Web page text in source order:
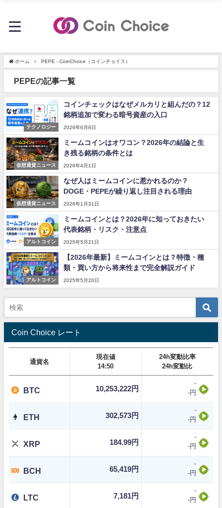
ホーム PEPE - CoinChoice（コインチョイス）
PEPEの記事一覧
テクノロジー
コインチェックはなぜメルカリと組んだの？12
銘柄追加で変わる暗号資産の入口
2026年6月8日
仮想通貨ニュース
ミームコインはオワコン？2026年の結論と生
き残る銘柄の条件とは
2026年4月1日
仮想通貨ニュース
なぜ人はミームコインに惹かれるのか？
DOGE・PEPEが繰り返し注目される理由
2026年1月31日
アルトコイン
ミームコインとは？2026年に知っておきたい
代表銘柄・リスク・注意点
2025年5月21日
アルトコイン
【2026年最新】ミームコインとは？特徴・種
類・買い方から将来性まで完全解説ガイド
2025年5月20日
Coin Choice レート
通貨名
現在値
14:50
24h変動比率
24h変動比
BTC 10,253,222円
-
-円
ETH 302,573円
-
-円
XRP 184.99円
-
-円
BCH 65,419円
-
-円
LTC 7,181円
-
-円